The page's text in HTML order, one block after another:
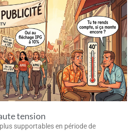
tension
supportables en période de